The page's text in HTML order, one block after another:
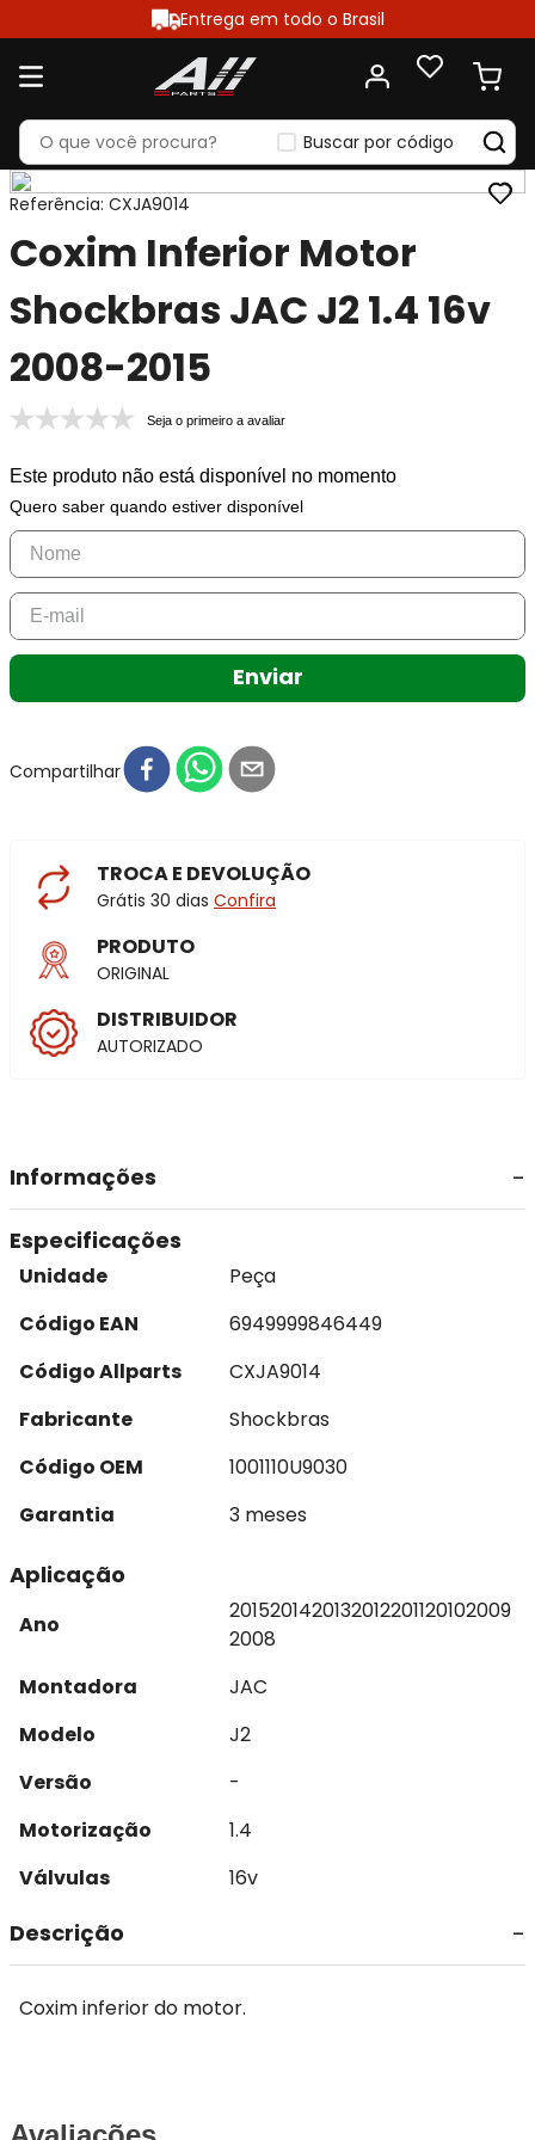
Entrega em todo o Brasil
Buscar por código
Referência: CXJA9014
Coxim Inferior Motor
Shockbras JAC J2 1.4 16v
2008-2015
Seja o primeiro a avaliar
Este produto não está disponível no momento
Quero saber quando estiver disponível
Enviar
Compartilhar
TROCA E DEVOLUÇÃO
Grátis 30 dias Confira
PRODUTO
ORIGINAL
DISTRIBUIDOR
AUTORIZADO
Informações
Especificações
Unidade
Peça
Código EAN
6949999846449
Código Allparts
CXJA9014
Fabricante
Shockbras
Código OEM
1001110U9030
Garantia
3 meses
Aplicação
Ano
2015201420132012201120102009
2008
Montadora
JAC
Modelo
J2
Versão
-
Motorização
1.4
Válvulas
16v
Descrição
Coxim inferior do motor.